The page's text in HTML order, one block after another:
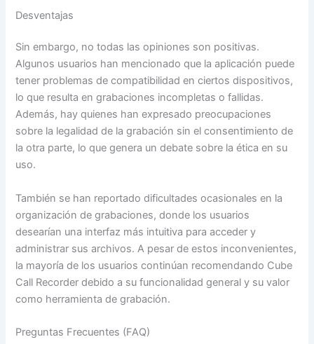
Desventajas
Sin embargo, no todas las opiniones son positivas.
Algunos usuarios han mencionado que la aplicación puede
tener problemas de compatibilidad en ciertos dispositivos,
lo que resulta en grabaciones incompletas o fallidas.
Además, hay quienes han expresado preocupaciones
sobre la legalidad de la grabación sin el consentimiento de
la otra parte, lo que genera un debate sobre la ética en su
uso.
También se han reportado dificultades ocasionales en la
organización de grabaciones, donde los usuarios
desearían una interfaz más intuitiva para acceder y
administrar sus archivos. A pesar de estos inconvenientes,
la mayoría de los usuarios continúan recomendando Cube
Call Recorder debido a su funcionalidad general y su valor
como herramienta de grabación.
Preguntas Frecuentes (FAQ)